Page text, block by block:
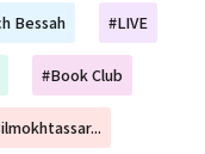
Bessah #LIVE
#Book Club